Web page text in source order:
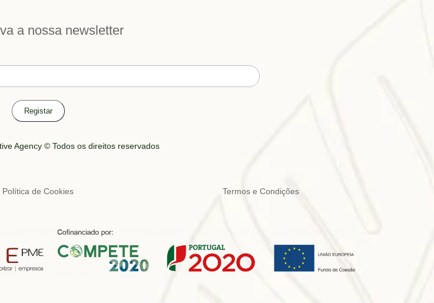
a nossa newsletter
Agency © Todos os direitos reservados
Política de Cookies Termos e Condições